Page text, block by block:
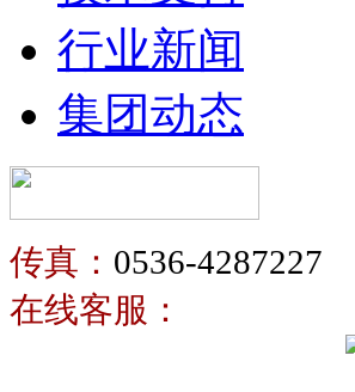
行业新闻
集团动态
传真： 0536-4287227
在线客服：